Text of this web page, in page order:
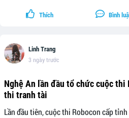
Thích Bình
Linh Trang
3 ngày trước
Nghệ An lần đầu tổ chức cuộc thi
thi tranh tài
Lần đầu tiên, cuộc thi Robocon cấp